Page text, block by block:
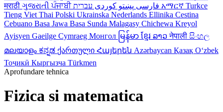
मराठी ગુજરાતીਪੰਜਾਬੀ فارسی پښتو کوردی አማርኛ Turkce
Tieng Viet Thai Polski Ukrainska Nederlands Ellinika Cestina
Cebuano Basa Jawa Basa Sunda Malagasy Chichewa Kreyol
Ayisyen Gaeilge Cymraeg Монгол မြန်မာ ខ្មែរ ລາວनेपाली සිංහල
മലയാളം ಕನ್ನಡ ქართული Հայերեն Azərbaycan Қазақ Oʻzbek
Тоҷикӣ Кыргызча Türkmen
Aprofundare tehnica
Fizica si matematica